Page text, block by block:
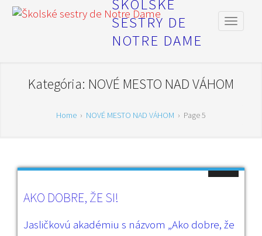
ŠKOLSKÉ
SESTRY DE
NOTRE DAME
Kategória: NOVÉ MESTO NAD VÁHOM
Home › NOVÉ MESTO NAD VÁHOM › Page 5
AKO DOBRE, ŽE SI!
Jasličkovú akadémiu s názvom „Ako dobre, že